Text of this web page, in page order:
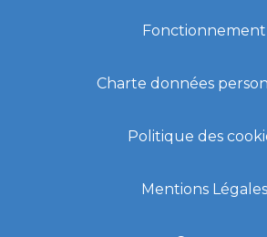
Fonctionnement
Charte données
Politique des
Mentions Légales